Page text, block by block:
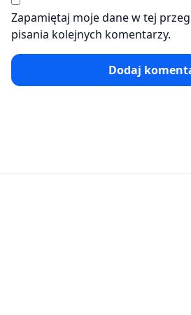
Zapamiętaj moje dane w tej
pisania kolejnych komentarzy.
Dodaj